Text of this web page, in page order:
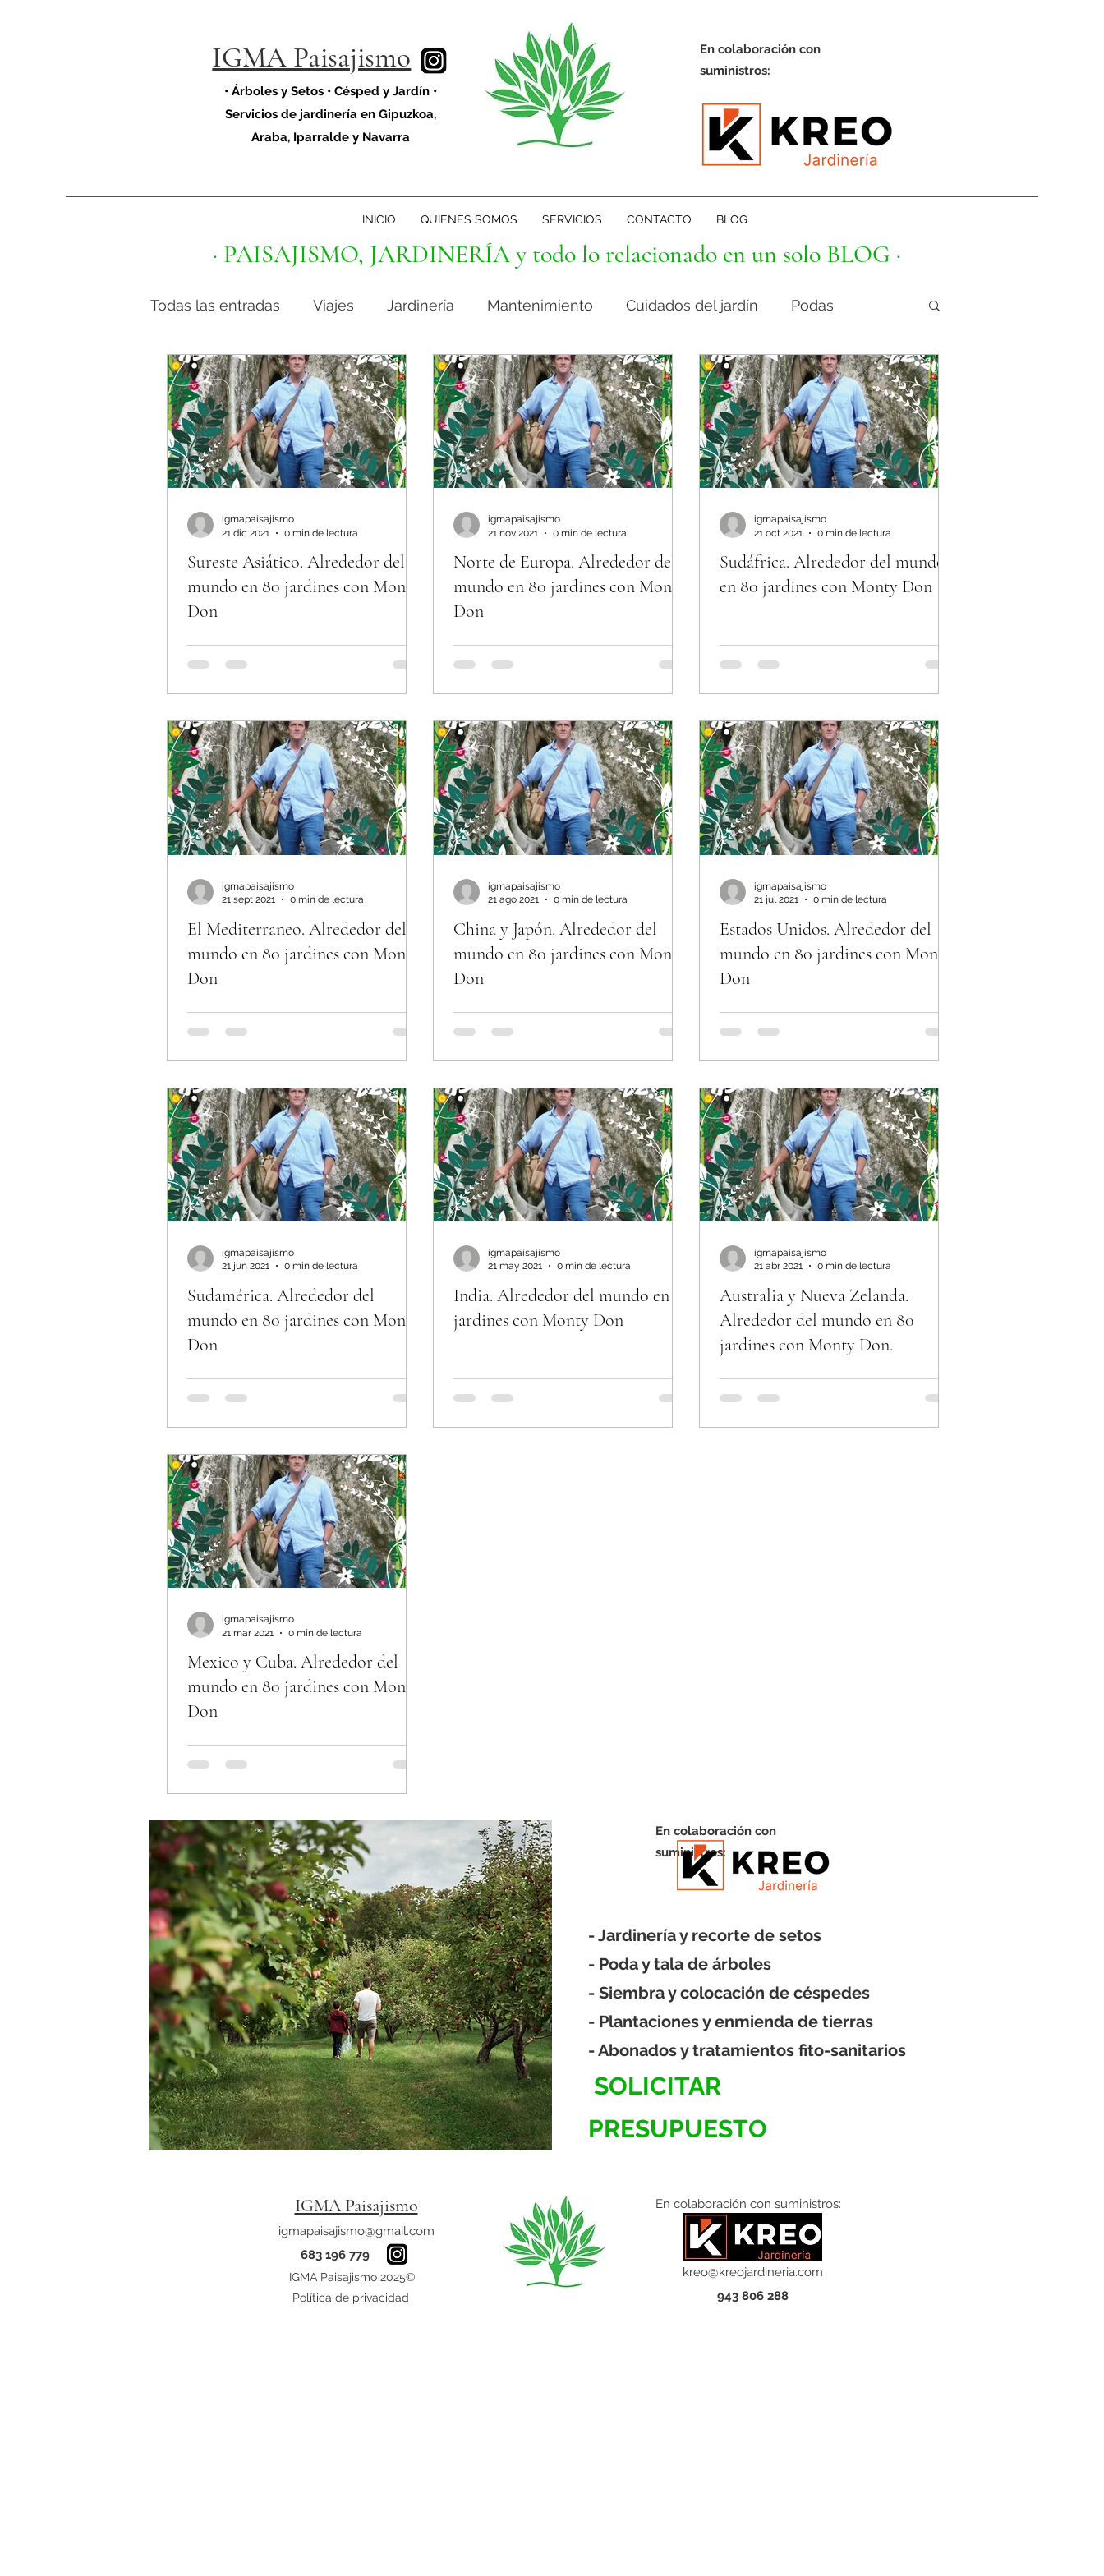
IGMA Paisajismo
En colaboración con
suministros:
• Árboles y Setos • Césped y Jardín •
Servicios de jardinería en Gipuzkoa,
Araba, Iparralde y Navarra
INICIO QUIENES SOMOS SERVICIOS CONTACTO BLOG
· PAISAJISMO, JARDINERÍA y todo lo relacionado en un solo BLOG ·
Todas las entradas Viajes Jardinería Mantenimiento Cuidados del jardín Podas
Trucos y consejos Humor Enfermedades y plagas Problemas y Soluciones
Sureste Asiático. Alrededor del
mundo en 80 jardines con Monty
Don
igmapaisajismo
21 dic 2021
0 min de lectura
Norte de Europa. Alrededor del
mundo en 80 jardines con Monty
Don
igmapaisajismo
21 nov 2021
0 min de lectura
Sudáfrica. Alrededor del mundo
en 80 jardines con Monty Don
igmapaisajismo
21 oct 2021
0 min de lectura
El Mediterraneo. Alrededor del
mundo en 80 jardines con Monty
Don
igmapaisajismo
21 sept 2021
0 min de lectura
China y Japón. Alrededor del
mundo en 80 jardines con Monty
Don
igmapaisajismo
21 ago 2021
0 min de lectura
Estados Unidos. Alrededor del
mundo en 80 jardines con Monty
Don
igmapaisajismo
21 jul 2021
0 min de lectura
Sudamérica. Alrededor del
mundo en 80 jardines con Monty
Don
igmapaisajismo
21 jun 2021
0 min de lectura
India. Alrededor del mundo en 80
jardines con Monty Don
igmapaisajismo
21 may 2021
0 min de lectura
Australia y Nueva Zelanda.
Alrededor del mundo en 80
jardines con Monty Don.
igmapaisajismo
21 abr 2021
0 min de lectura
Mexico y Cuba. Alrededor del
mundo en 80 jardines con Monty
Don
igmapaisajismo
21 mar 2021
0 min de lectura
- Jardinería y recorte de setos
- Poda y tala de árboles
- Siembra y colocación de céspedes
- Plantaciones y enmienda de tierras
- Abonados y tratamientos fito-sanitarios
En colaboración con
suministros:
SOLICITAR
PRESUPUESTO
IGMA Paisajismo
igmapaisajismo@gmail.com
683 196 779
IGMA Paisajismo 2025©
Política de privacidad
kreo@kreojardineria.com
En colaboración con suministros:
943 806 288